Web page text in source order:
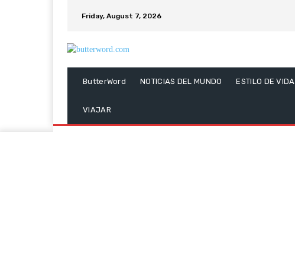
Friday, August 7, 2026
ButterWord NOTICIAS DEL MUNDO ESTILO DE VIDA
VIAJAR